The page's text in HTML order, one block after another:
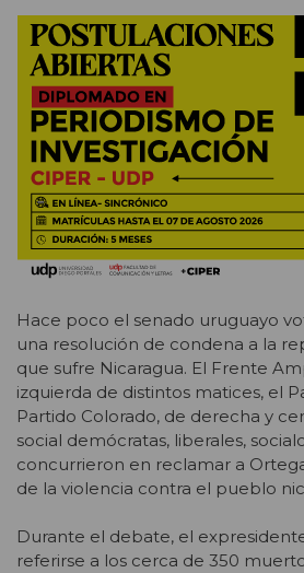
Hace poco el senado uruguayo
una resolución de condena a la
que sufre Nicaragua. El Frente
izquierda de distintos matices, el
Partido Colorado, de derecha y
social demócratas, liberales,
concurrieron en reclamar a
de la violencia contra el pueblo
Durante el debate, el
referirse a los cerca de 350